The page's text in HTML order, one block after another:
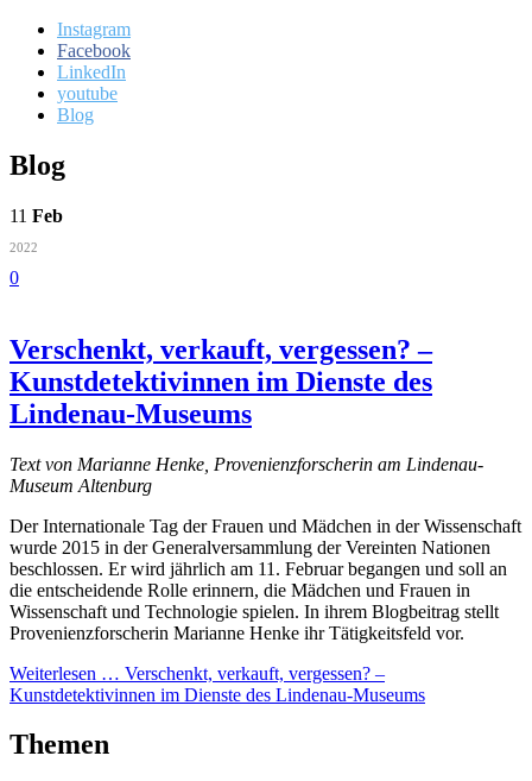
Instagram
Facebook
LinkedIn
youtube
Blog
Blog
11 Feb
2022
0
Verschenkt, verkauft, vergessen? –
Kunstdetektivinnen im Dienste des
Lindenau-Museums
Text von Marianne Henke, Provenienzforscherin am Lindenau-
Museum Altenburg
Der Internationale Tag der Frauen und Mädchen in der Wissenschaft
wurde 2015 in der Generalversammlung der Vereinten Nationen
beschlossen. Er wird jährlich am 11. Februar begangen und soll an
die entscheidende Rolle erinnern, die Mädchen und Frauen in
Wissenschaft und Technologie spielen. In ihrem Blogbeitrag stellt
Provenienzforscherin Marianne Henke ihr Tätigkeitsfeld vor.
Weiterlesen … Verschenkt, verkauft, vergessen? –
Kunstdetektivinnen im Dienste des Lindenau-Museums
Themen